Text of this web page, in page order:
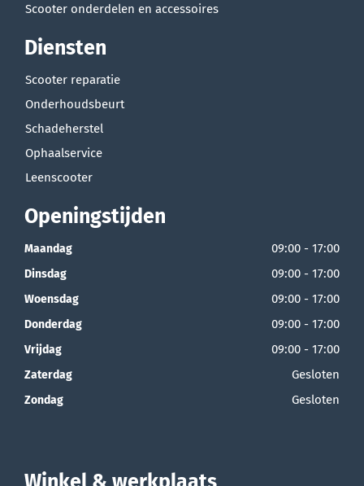
Scooter onderdelen en accessoires
Diensten
Scooter reparatie
Onderhoudsbeurt
Schadeherstel
Ophaalservice
Leenscooter
Openingstijden
Maandag 09:00 - 17:00
Dinsdag 09:00 - 17:00
Woensdag 09:00 - 17:00
Donderdag 09:00 - 17:00
Vrijdag 09:00 - 17:00
Zaterdag Gesloten
Zondag Gesloten